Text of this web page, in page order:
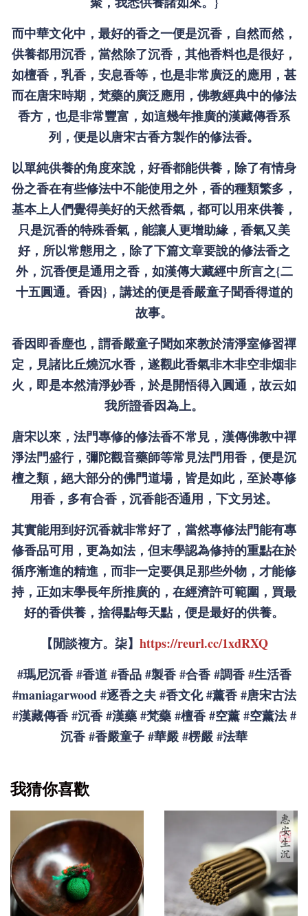
而中華文化中，最好的香之一便是沉香，自然而然，
供養都用沉香，當然除了沉香，其他香料也是很好，
如檀香，乳香，安息香等，也是非常廣泛的應用，甚
而在唐宋時期，梵藥的廣泛應用，佛教經典中的修法
香方，也是非常豐富，如這幾年推廣的漢藏傳香系
列，便是以唐宋古香方製作的修法香。
以單純供養的角度來說，好香都能供養，除了有情身
份之香在有些修法中不能使用之外，香的種類繁多，
基本上人們覺得美好的天然香氣，都可以用來供養，
只是沉香的特殊香氣，能讓人更增助緣，香氣又美
好，所以常態用之，除了下篇文章要說的修法香之
外，沉香便是通用之香，如漢傳大藏經中所言之{二
十五圓通。香因}，講述的便是香嚴童子聞香得道的
故事。
香因即香塵也，謂香嚴童子聞如來教於清淨室修習禪
定，見諸比丘燒沉水香，遂觀此香氣非木非空非烟非
火，即是本然清淨妙香，於是開悟得入圓通，故云如
我所證香因為上。
唐宋以來，法門專修的修法香不常見，漢傳佛教中禪
淨法門盛行，彌陀觀音藥師等常見法門用香，便是沉
檀之類，絕大部分的佛門道場，皆是如此，至於專修
用香，多有合香，沉香能否通用，下文另述。
其實能用到好沉香就非常好了，當然專修法門能有專
修香品可用，更為如法，但末學認為修持的重點在於
循序漸進的精進，而非一定要俱足那些外物，才能修
持，正如末學長年所推廣的，在經濟許可範圍，買最
好的香供養，捨得點每天點，便是最好的供養。
【閒談複方。柒】 https://reurl.cc/1xdRXQ
#瑪尼沉香 #香道 #香品 #製香 #合香 #調香 #生活香
#maniagarwood #逐香之夫 #香文化 #薰香 #唐宋古法
#漢藏傳香 #沉香 #漢藥 #梵藥 #檀香 #空薰 #空薰法 #
沉香#香嚴童子#華嚴#楞嚴#法華
我猜你喜歡